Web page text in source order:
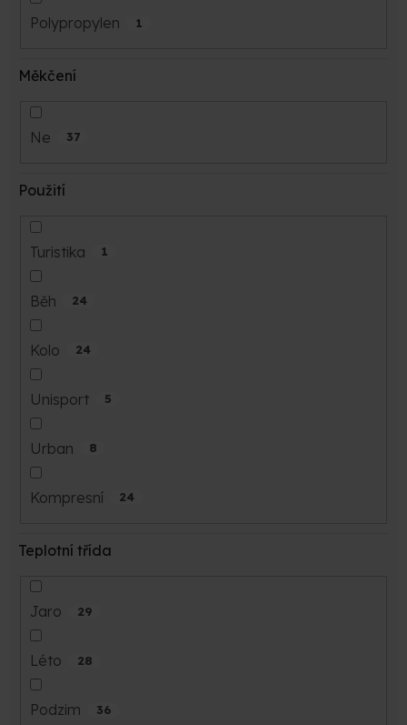
Polypropylen 1
Měkčení
Ne 37
Použití
Turistika 1
Běh 24
Kolo 24
Unisport 5
Urban 8
Kompresní 24
Teplotní třída
Jaro 29
Léto 28
Podzim 36